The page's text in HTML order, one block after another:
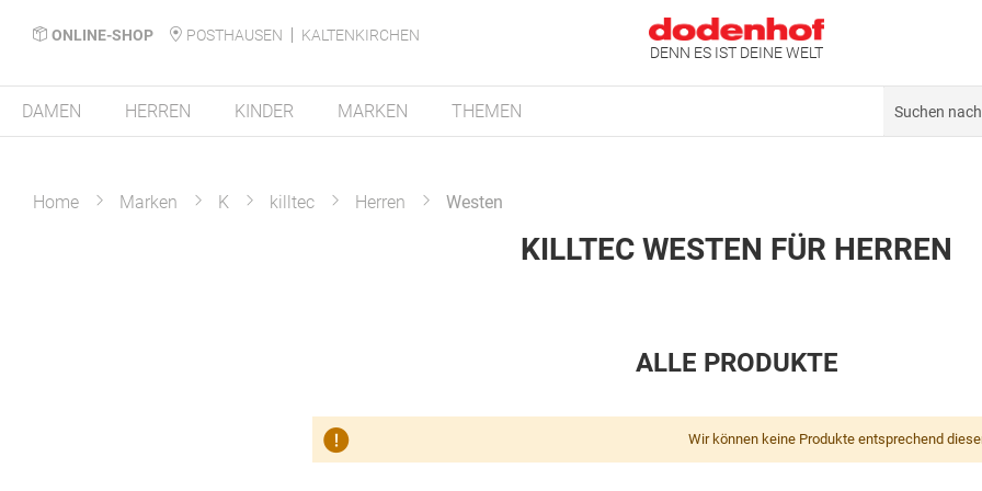
ONLINE-SHOP POSTHAUSEN
KALTENKIRCHEN
DENN ES IST DEINE WELT
DAMEN HERREN KINDER MARKEN THEMEN
Home Marken K killtec Herren Westen
KILLTEC WESTEN FÜR HERREN
ALLE PRODUKTE
Wir können keine Produkte entsprechend